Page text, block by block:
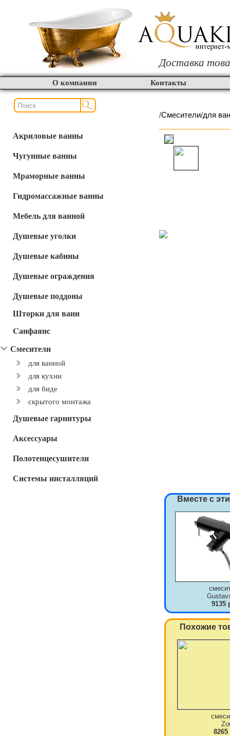
Доставка
О компании Контакты
Акриловые ванны
Чугунные ванны
Мраморные ванны
Гидромассажные ванны
Мебель для ванной
Душевые уголки
Душевые кабины
Душевые ограждения
Душевые поддоны
Шторки для ванн
Cанфаянс
Смесители
для ванной
для кухни
для биде
скрытого монтажа
Душевые гарнитуры
Аксессуары
Полотенцесушители
Системы инсталляций
/Смесители/для
Вместе с
9135
Похожие
8265